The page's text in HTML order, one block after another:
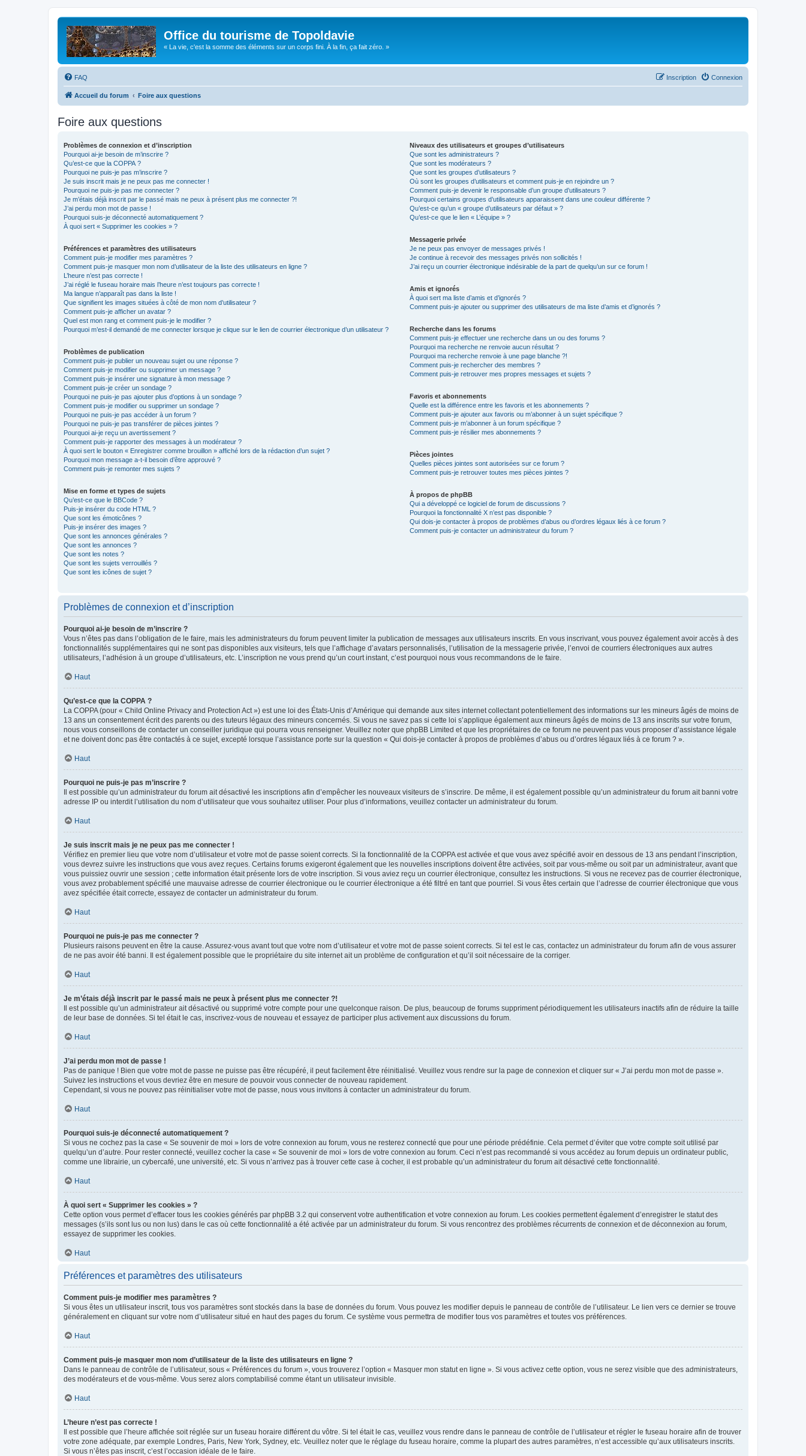
Office du tourisme de Topoldavie
« La vie, c'est la somme des éléments sur un corps fini. À la fin, ça fait zéro. »
FAQ Connexion
Inscription
Accueil du forum Foire aux questions
Foire aux questions
Problèmes de connexion et d’inscription
Pourquoi ai-je besoin de m’inscrire ?
Qu’est-ce que la COPPA ?
Pourquoi ne puis-je pas m’inscrire ?
Je suis inscrit mais je ne peux pas me connecter !
Pourquoi ne puis-je pas me connecter ?
Je m’étais déjà inscrit par le passé mais ne peux à présent plus me connecter ?!
J’ai perdu mon mot de passe !
Pourquoi suis-je déconnecté automatiquement ?
À quoi sert « Supprimer les cookies » ?
Préférences et paramètres des utilisateurs
Comment puis-je modifier mes paramètres ?
Comment puis-je masquer mon nom d’utilisateur de la liste des utilisateurs en ligne ?
L’heure n’est pas correcte !
J’ai réglé le fuseau horaire mais l’heure n’est toujours pas correcte !
Ma langue n’apparaît pas dans la liste !
Que signifient les images situées à côté de mon nom d’utilisateur ?
Comment puis-je afficher un avatar ?
Quel est mon rang et comment puis-je le modifier ?
Pourquoi m’est-il demandé de me connecter lorsque je clique sur le lien de courrier électronique d’un utilisateur ?
Problèmes de publication
Comment puis-je publier un nouveau sujet ou une réponse ?
Comment puis-je modifier ou supprimer un message ?
Comment puis-je insérer une signature à mon message ?
Comment puis-je créer un sondage ?
Pourquoi ne puis-je pas ajouter plus d’options à un sondage ?
Comment puis-je modifier ou supprimer un sondage ?
Pourquoi ne puis-je pas accéder à un forum ?
Pourquoi ne puis-je pas transférer de pièces jointes ?
Pourquoi ai-je reçu un avertissement ?
Comment puis-je rapporter des messages à un modérateur ?
À quoi sert le bouton « Enregistrer comme brouillon » affiché lors de la rédaction d’un sujet ?
Pourquoi mon message a-t-il besoin d’être approuvé ?
Comment puis-je remonter mes sujets ?
Mise en forme et types de sujets
Qu’est-ce que le BBCode ?
Puis-je insérer du code HTML ?
Que sont les émoticônes ?
Puis-je insérer des images ?
Que sont les annonces générales ?
Que sont les annonces ?
Que sont les notes ?
Que sont les sujets verrouillés ?
Que sont les icônes de sujet ?
Niveaux des utilisateurs et groupes d’utilisateurs
Que sont les administrateurs ?
Que sont les modérateurs ?
Que sont les groupes d’utilisateurs ?
Où sont les groupes d’utilisateurs et comment puis-je en rejoindre un ?
Comment puis-je devenir le responsable d’un groupe d’utilisateurs ?
Pourquoi certains groupes d’utilisateurs apparaissent dans une couleur différente ?
Qu’est-ce qu’un « groupe d’utilisateurs par défaut » ?
Qu’est-ce que le lien « L’équipe » ?
Messagerie privée
Je ne peux pas envoyer de messages privés !
Je continue à recevoir des messages privés non sollicités !
J’ai reçu un courrier électronique indésirable de la part de quelqu’un sur ce forum !
Amis et ignorés
À quoi sert ma liste d’amis et d’ignorés ?
Comment puis-je ajouter ou supprimer des utilisateurs de ma liste d’amis et d’ignorés ?
Recherche dans les forums
Comment puis-je effectuer une recherche dans un ou des forums ?
Pourquoi ma recherche ne renvoie aucun résultat ?
Pourquoi ma recherche renvoie à une page blanche ?!
Comment puis-je rechercher des membres ?
Comment puis-je retrouver mes propres messages et sujets ?
Favoris et abonnements
Quelle est la différence entre les favoris et les abonnements ?
Comment puis-je ajouter aux favoris ou m’abonner à un sujet spécifique ?
Comment puis-je m’abonner à un forum spécifique ?
Comment puis-je résilier mes abonnements ?
Pièces jointes
Quelles pièces jointes sont autorisées sur ce forum ?
Comment puis-je retrouver toutes mes pièces jointes ?
À propos de phpBB
Qui a développé ce logiciel de forum de discussions ?
Pourquoi la fonctionnalité X n’est pas disponible ?
Qui dois-je contacter à propos de problèmes d’abus ou d’ordres légaux liés à ce forum ?
Comment puis-je contacter un administrateur du forum ?
Problèmes de connexion et d’inscription
Pourquoi ai-je besoin de m’inscrire ?
Vous n’êtes pas dans l’obligation de le faire, mais les administrateurs du forum peuvent limiter la publication de messages aux utilisateurs inscrits. En vous inscrivant, vous pouvez également avoir accès à des
fonctionnalités supplémentaires qui ne sont pas disponibles aux visiteurs, tels que l’affichage d’avatars personnalisés, l’utilisation de la messagerie privée, l’envoi de courriers électroniques aux autres
utilisateurs, l’adhésion à un groupe d’utilisateurs, etc. L’inscription ne vous prend qu’un court instant, c’est pourquoi nous vous recommandons de le faire.
Haut
Qu’est-ce que la COPPA ?
La COPPA (pour « Child Online Privacy and Protection Act ») est une loi des États-Unis d’Amérique qui demande aux sites internet collectant potentiellement des informations sur les mineurs âgés de moins de
13 ans un consentement écrit des parents ou des tuteurs légaux des mineurs concernés. Si vous ne savez pas si cette loi s’applique également aux mineurs âgés de moins de 13 ans inscrits sur votre forum,
nous vous conseillons de contacter un conseiller juridique qui pourra vous renseigner. Veuillez noter que phpBB Limited et que les propriétaires de ce forum ne peuvent pas vous proposer d’assistance légale
et ne doivent donc pas être contactés à ce sujet, excepté lorsque l’assistance porte sur la question « Qui dois-je contacter à propos de problèmes d’abus ou d’ordres légaux liés à ce forum ? ».
Haut
Pourquoi ne puis-je pas m’inscrire ?
Il est possible qu’un administrateur du forum ait désactivé les inscriptions afin d’empêcher les nouveaux visiteurs de s’inscrire. De même, il est également possible qu’un administrateur du forum ait banni votre
adresse IP ou interdit l’utilisation du nom d’utilisateur que vous souhaitez utiliser. Pour plus d’informations, veuillez contacter un administrateur du forum.
Haut
Je suis inscrit mais je ne peux pas me connecter !
Vérifiez en premier lieu que votre nom d’utilisateur et votre mot de passe soient corrects. Si la fonctionnalité de la COPPA est activée et que vous avez spécifié avoir en dessous de 13 ans pendant l’inscription,
vous devrez suivre les instructions que vous avez reçues. Certains forums exigeront également que les nouvelles inscriptions doivent être activées, soit par vous-même ou soit par un administrateur, avant que
vous puissiez ouvrir une session ; cette information était présente lors de votre inscription. Si vous aviez reçu un courrier électronique, consultez les instructions. Si vous ne recevez pas de courrier électronique,
vous avez probablement spécifié une mauvaise adresse de courrier électronique ou le courrier électronique a été filtré en tant que pourriel. Si vous êtes certain que l’adresse de courrier électronique que vous
avez spécifiée était correcte, essayez de contacter un administrateur du forum.
Haut
Pourquoi ne puis-je pas me connecter ?
Plusieurs raisons peuvent en être la cause. Assurez-vous avant tout que votre nom d’utilisateur et votre mot de passe soient corrects. Si tel est le cas, contactez un administrateur du forum afin de vous assurer
de ne pas avoir été banni. Il est également possible que le propriétaire du site internet ait un problème de configuration et qu’il soit nécessaire de la corriger.
Haut
Je m’étais déjà inscrit par le passé mais ne peux à présent plus me connecter ?!
Il est possible qu’un administrateur ait désactivé ou supprimé votre compte pour une quelconque raison. De plus, beaucoup de forums suppriment périodiquement les utilisateurs inactifs afin de réduire la taille
de leur base de données. Si tel était le cas, inscrivez-vous de nouveau et essayez de participer plus activement aux discussions du forum.
Haut
J’ai perdu mon mot de passe !
Pas de panique ! Bien que votre mot de passe ne puisse pas être récupéré, il peut facilement être réinitialisé. Veuillez vous rendre sur la page de connexion et cliquer sur « J’ai perdu mon mot de passe ».
Suivez les instructions et vous devriez être en mesure de pouvoir vous connecter de nouveau rapidement.
Cependant, si vous ne pouvez pas réinitialiser votre mot de passe, nous vous invitons à contacter un administrateur du forum.
Haut
Pourquoi suis-je déconnecté automatiquement ?
Si vous ne cochez pas la case « Se souvenir de moi » lors de votre connexion au forum, vous ne resterez connecté que pour une période prédéfinie. Cela permet d’éviter que votre compte soit utilisé par
quelqu’un d’autre. Pour rester connecté, veuillez cocher la case « Se souvenir de moi » lors de votre connexion au forum. Ceci n’est pas recommandé si vous accédez au forum depuis un ordinateur public,
comme une librairie, un cybercafé, une université, etc. Si vous n’arrivez pas à trouver cette case à cocher, il est probable qu’un administrateur du forum ait désactivé cette fonctionnalité.
Haut
À quoi sert « Supprimer les cookies » ?
Cette option vous permet d’effacer tous les cookies générés par phpBB 3.2 qui conservent votre authentification et votre connexion au forum. Les cookies permettent également d’enregistrer le statut des
messages (s’ils sont lus ou non lus) dans le cas où cette fonctionnalité a été activée par un administrateur du forum. Si vous rencontrez des problèmes récurrents de connexion et de déconnexion au forum,
essayez de supprimer les cookies.
Haut
Préférences et paramètres des utilisateurs
Comment puis-je modifier mes paramètres ?
Si vous êtes un utilisateur inscrit, tous vos paramètres sont stockés dans la base de données du forum. Vous pouvez les modifier depuis le panneau de contrôle de l’utilisateur. Le lien vers ce dernier se trouve
généralement en cliquant sur votre nom d’utilisateur situé en haut des pages du forum. Ce système vous permettra de modifier tous vos paramètres et toutes vos préférences.
Haut
Comment puis-je masquer mon nom d’utilisateur de la liste des utilisateurs en ligne ?
Dans le panneau de contrôle de l’utilisateur, sous « Préférences du forum », vous trouverez l’option « Masquer mon statut en ligne ». Si vous activez cette option, vous ne serez visible que des administrateurs,
des modérateurs et de vous-même. Vous serez alors comptabilisé comme étant un utilisateur invisible.
Haut
L’heure n’est pas correcte !
Il est possible que l’heure affichée soit réglée sur un fuseau horaire différent du vôtre. Si tel était le cas, veuillez vous rendre dans le panneau de contrôle de l’utilisateur et régler le fuseau horaire afin de trouver
votre zone adéquate, par exemple Londres, Paris, New York, Sydney, etc. Veuillez noter que le réglage du fuseau horaire, comme la plupart des autres paramètres, n’est accessible qu’aux utilisateurs inscrits.
Si vous n’êtes pas inscrit, c’est l’occasion idéale de le faire.